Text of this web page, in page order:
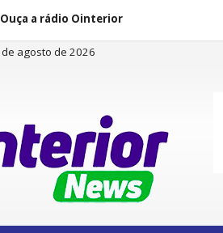
Ouça a rádio Ointerior